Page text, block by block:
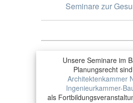
Seminare zur
Unsere Seminare im
Planungsrecht
Architektenkammer
Ingenieurkammer-
als